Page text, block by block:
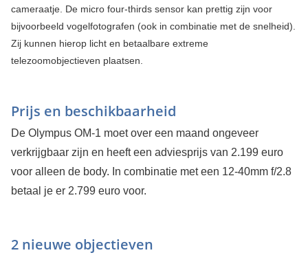
cameraatje. De micro four-thirds sensor kan prettig zijn voor
bijvoorbeeld vogelfotografen (ook in combinatie met de snelheid).
Zij kunnen hierop licht en betaalbare extreme
telezoomobjectieven plaatsen.
Prijs en beschikbaarheid
De Olympus OM-1 moet over een maand ongeveer
verkrijgbaar zijn en heeft een adviesprijs van 2.199 euro
voor alleen de body. In combinatie met een 12-40mm f/2.8
betaal je er 2.799 euro voor.
2 nieuwe objectieven